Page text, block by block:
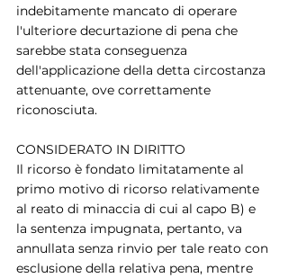
indebitamente mancato di operare
l'ulteriore decurtazione di pena che
sarebbe stata conseguenza
dell'applicazione della detta circostanza
attenuante, ove correttamente
riconosciuta.
CONSIDERATO IN DIRITTO
Il ricorso è fondato limitatamente al
primo motivo di ricorso relativamente
al reato di minaccia di cui al capo B) e
la sentenza impugnata, pertanto, va
annullata senza rinvio per tale reato con
esclusione della relativa pena, mentre